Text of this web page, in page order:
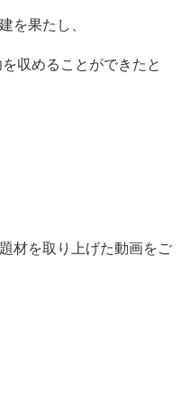
を果たし、
収めることができたと
材を取り上げた動画をご